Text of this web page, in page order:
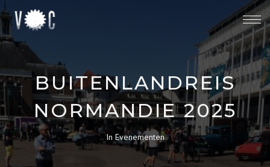
BUITENLANDREIS
NORMANDIE 2025
In Evenementen